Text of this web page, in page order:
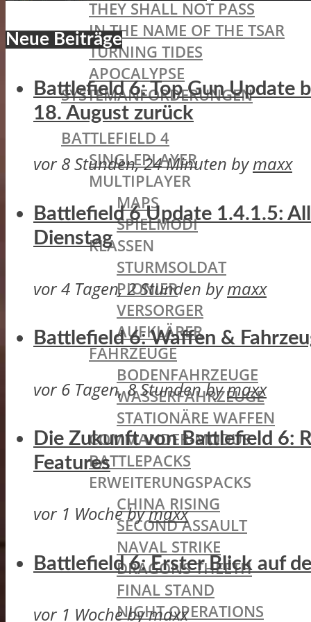
THEY SHALL NOT PASS
IN THE NAME OF THE TSAR
TURNING TIDES
APOCALYPSE
SYSTEMANFORDERUNGEN
BATTLEFIELD OLDIES
BATTLEFIELD 4
SINGLEPLAYER
MULTIPLAYER
MAPS
SPIELMODI
KLASSEN
STURMSOLDAT
PIONIER
VERSORGER
AUFKLÄRER
FAHRZEUGE
BODENFAHRZEUGE
WASSERFAHRZEUGE
STATIONÄRE WAFFEN
COMMANDER-MODUS
BATTLEPACKS
ERWEITERUNGSPACKS
CHINA RISING
SECOND ASSAULT
NAVAL STRIKE
DRAGONS THEETH
FINAL STAND
NIGHT OPERATIONS
Neue Beiträge
Battlefield 6: Top Gun Update
18. August zurück
vor 8 Stunden, 24 Minuten bymaxx
Battlefield 6 Update 1.4.1.5:
Dienstag
vor 4 Tagen, 2 Stunden bymaxx
Battlefield 6: Waffen &
vor 6 Tagen, 8 Stundenbymaxx
Die Zukunft von Battlefield 6:
Features
vor 1 Wochebymaxx
Battlefield 6: Erster Blick auf
vor 1 Wochebymaxx